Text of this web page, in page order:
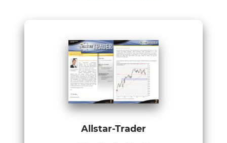
Allstar-Trader